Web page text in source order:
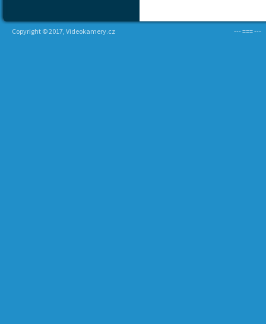
Copyright © 2017, Videokamery.cz --- === ---